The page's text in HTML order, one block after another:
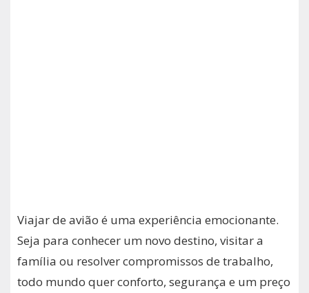
Viajar de avião é uma experiência emocionante.
Seja para conhecer um novo destino, visitar a
família ou resolver compromissos de trabalho,
todo mundo quer conforto, segurança e um preço